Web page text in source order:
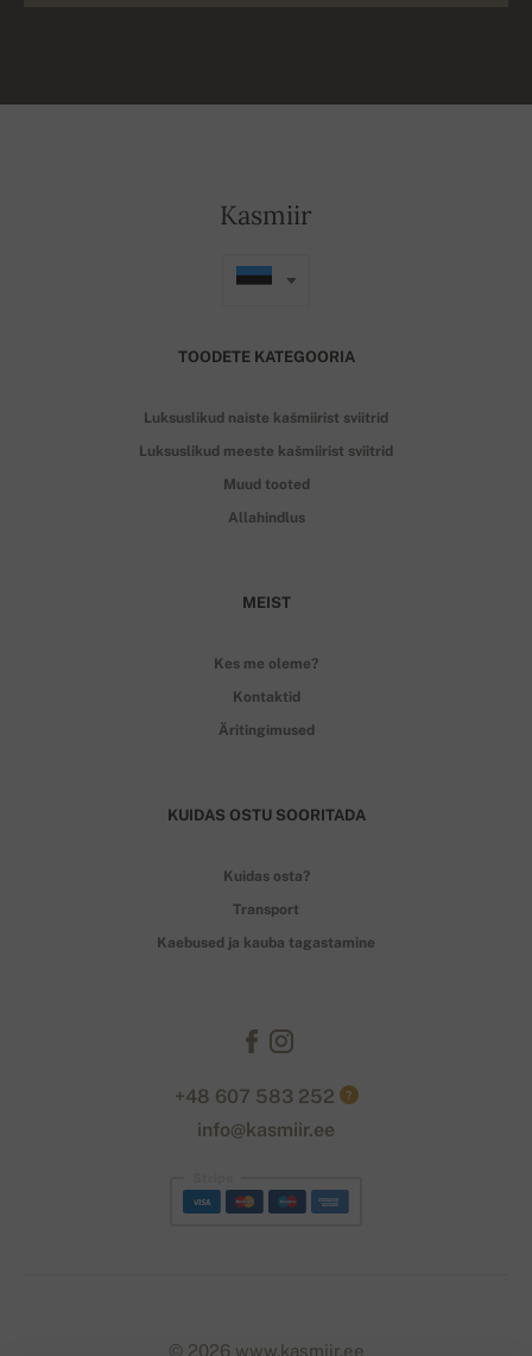
Kasmiir
TOODETE KATEGOORIA
Luksuslikud naiste kašmiirist sviitrid
Luksuslikud meeste kašmiirist sviitrid
Muud tooted
Allahindlus
MEIST
Kes me oleme?
Kontaktid
Äritingimused
KUIDAS OSTU SOORITADA
Kuidas osta?
Transport
Kaebused ja kauba tagastamine
+48 607 583 252 ?
info@kasmiir.ee
© 2026 www.kasmiir.ee